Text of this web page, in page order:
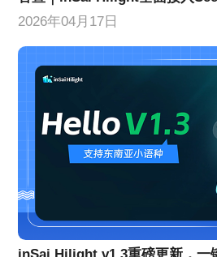
2026年04月17日